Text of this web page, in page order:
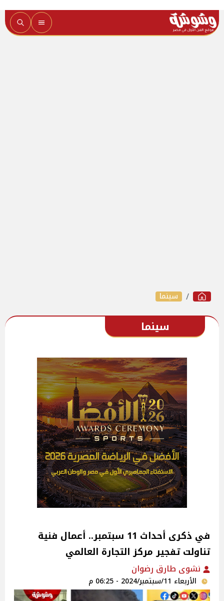
سينما
سينما
في ذكرى أحداث 11 سبتمبر.. أعمال فنية
تناولت تفجير مركز التجارة العالمي
نشوى طارق رضوان
الأربعاء 11/سبتمبر/2024 - 06:25 م